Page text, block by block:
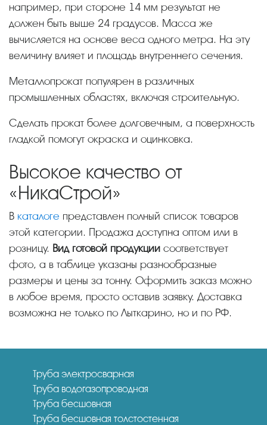
например, при стороне 14 мм результат не
должен быть выше 24 градусов. Масса же
вычисляется на основе веса одного метра. На эту
величину влияет и площадь внутреннего сечения.
Металлопрокат популярен в различных
промышленных областях, включая строительную.
Сделать прокат более долговечным, а поверхность
гладкой помогут окраска и оцинковка.
Высокое качество от
«НикаСтрой»
каталоге представлен полный список товаров
этой категории. Продажа доступна оптом или в
розницу. Вид готовой продукции соответствует
фото, а в таблице указаны разнообразные
размеры и цены за тонну. Оформить заказ можно
в любое время, просто оставив заявку. Доставка
возможна не только по Лыткарино, но и по РФ.
Труба электросварная
Труба водогазопроводная
Труба бесшовная
Труба бесшовная толстостенная